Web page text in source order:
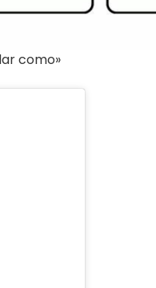
como»